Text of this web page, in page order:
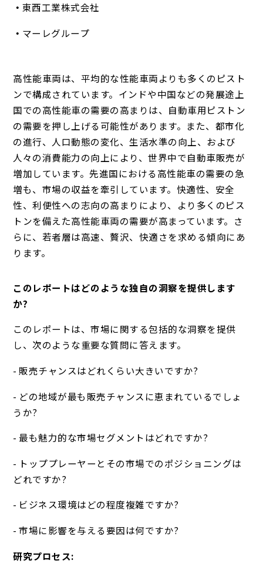
東西工業株式会社
マーレグループ
高性能車両は、平均的な性能車両よりも多くのピスト
ンで構成されています。 インドや中国などの発展途上
国での高性能車の需要の高まりは、自動車用ピストン
の需要を押し上げる可能性があります。 また、都市化
の進行、人口動態の変化、生活水準の向上、および
人々の消費能力の向上により、世界中で自動車販売が
増加しています。先進国における高性能車の需要の急
増も、市場の収益を牽引しています。 快適性、安全
性、利便性への志向の高まりにより、より多くのピス
トンを備えた高性能車両の需要が高まっています。 さ
らに、若者層は高速、贅沢、快適さを求める傾向にあ
ります。
このレポートはどのような独自の洞察を提供します
か?
このレポートは、市場に関する包括的な洞察を提供
し、次のような重要な質問に答えます。
- 販売チャンスはどれくらい大きいですか?
- どの地域が最も販売チャンスに恵まれているでしょ
うか?
- 最も魅力的な市場セグメントはどれですか?
- トッププレーヤーとその市場でのポジショニングは
どれですか?
- ビジネス環境はどの程度複雑ですか?
- 市場に影響を与える要因は何ですか?
研究プロセス: